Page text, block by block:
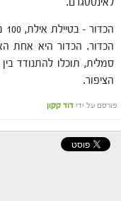
לאינסטגרם.
הכדור. הכדור היא אחת
סמלית, תוכלו להתנודד
הציפור.
פורסם על ידי דוד קקון